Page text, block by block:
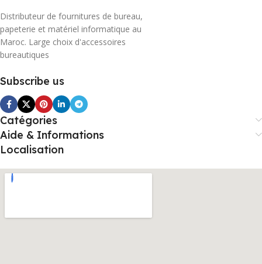
Distributeur de fournitures de bureau,
papeterie et matériel informatique au
Maroc. Large choix d'accessoires
bureautiques
Subscribe us
Catégories
Aide & Informations
Localisation